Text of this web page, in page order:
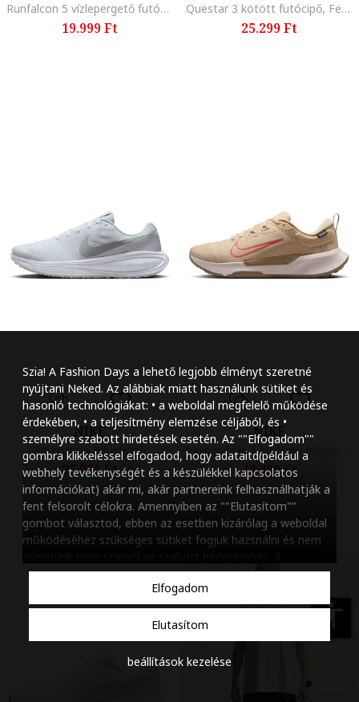
Szia! A Fashion Days a lehető legjobb élményt szeretné
nyújtani Neked. Az alábbiak miatt használunk sütiket és
hasonló technológiákat: • a weboldal megfelelő működése
érdekében, • a teljesítmény elemzése céljából, és •
személyre szabott hirdetések esetén. Az ""Elfogadom""
gombra klikkeléssel elfogadod, hogy adataitd(például a
webhely tevékenységét és a készülékkel kapcsolatos
információkat) akár mi, akár partnereink felhasználhatják a
fent felsorolt célokra. Amennyiben az ""Elutasítom""
gombot választod, ebben az esetben kizárólag a weboldal
működéséhez szükséges sütiket fogjuk hazsnálni és nem
beállításaidat bármikor módosíthatod, a ""Beállítások
kezelése"" gombra kattintva. Tudj meg többet
szabályzatunkról.
Elfogadom
Elutasítom
beállítások kezelése
Runfalcon 5 vízlepergető futócipő, Fekete/Narancssárga/Hamuszürke
19.999 Ft
Questar 3 kötött futócipő, Fekete/Limezöld
25.299 Ft
NIKE
Revolution 8 futócipő
25.999 Ft
NIKE
44.499 Ft
accessibility
Szöveg méretének
Szóköz növelése
Szóköz csökkentése
Sortávolság
Sortávolság
Színek invertálása
Szürke
Nagy kurzor